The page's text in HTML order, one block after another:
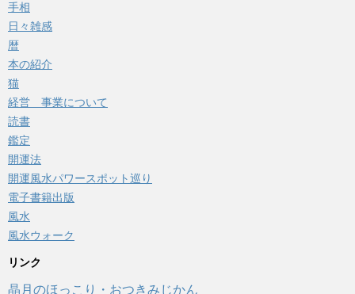
手相
日々雑感
暦
本の紹介
猫
経営 事業について
読書
鑑定
開運法
開運風水パワースポット巡り
電子書籍出版
風水
風水ウォーク
リンク
晶月のほっこり・おつきみじかん